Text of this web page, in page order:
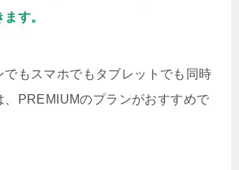
す。
でもスマホでもタブレットでも同時
、PREMIUMのプランがおすすめで